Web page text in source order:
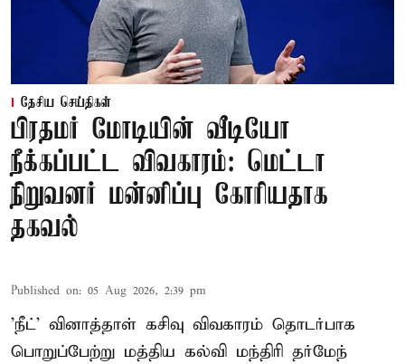
தேசிய செய்திகள்
பிரதமர் மோடியின் வீடியோ
நீக்கப்பட்ட விவகாரம்: மெட்டா
நிறுவனர் மன்னிப்பு கோரியதாக
தகவல்
Published on: 05 Aug 2026, 2:39 pm
'நீட்' வினாத்தாள் கசிவு விவகாரம் தொடர்பாக
பொறுப்பேற்று மத்திய கல்வி மந்திரி தர்மேந்